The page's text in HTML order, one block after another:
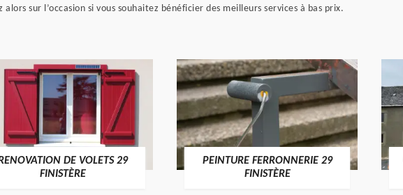
sur l’occasion si vous souhaitez bénéficier des meilleurs services à bas prix.
DE VOLETS 29
FINISTÈRE
PEINTURE FERRONNERIE 29
FINISTÈRE